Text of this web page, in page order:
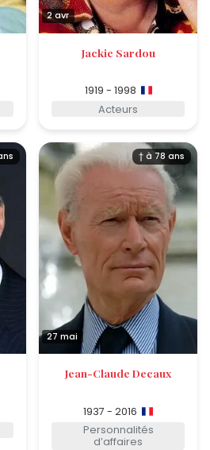
2 avr
Jackie Sardou
1919 - 1998
Acteurs
† à 78 ans
27 mai
Jean-Claude Decaux
1937 - 2016
Personnalités
d’affaires